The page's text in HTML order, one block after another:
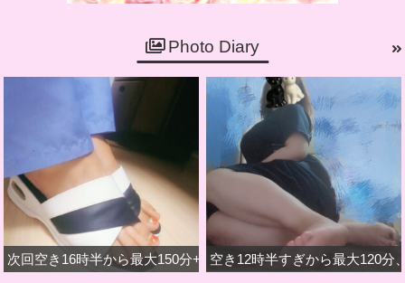
Photo Diary
次回空き16時半から最大150分+深夜のみです空き12時半すぎから最大120分